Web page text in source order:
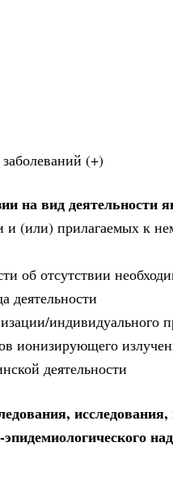
(+)
на вид деятельности
и (или) прилагаемых к
об отсутствии
деятельности
индивидуального
ионизирующего
деятельности